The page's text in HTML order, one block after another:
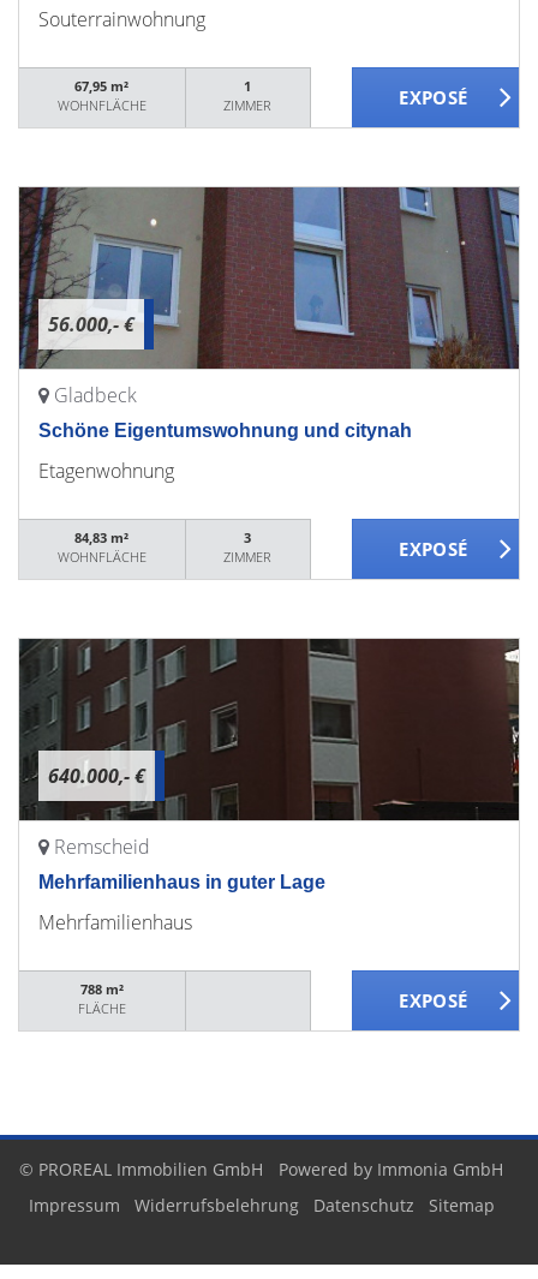
Souterrainwohnung
67,95 m²
WOHNFLÄCHE
1
ZIMMER
56.000,- €
Gladbeck
Schöne Eigentumswohnung und citynah
Etagenwohnung
84,83 m²
WOHNFLÄCHE
3
ZIMMER
640.000,- €
Remscheid
Mehrfamilienhaus in guter Lage
Mehrfamilienhaus
788 m²
FLÄCHE
© PROREAL Immobilien GmbH
Powered by Immonia GmbH
Impressum
Widerrufsbelehrung Datenschutz Sitemap